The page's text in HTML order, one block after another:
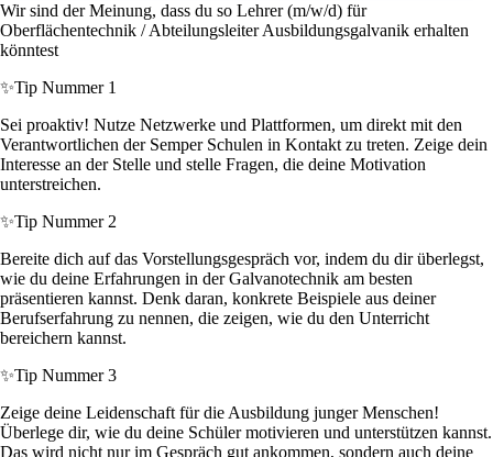
Wir sind der Meinung, dass du so Lehrer (m/w/d) für
Oberflächentechnik / Abteilungsleiter Ausbildungsgalvanik erhalten
könntest
✨Tip Nummer 1
Sei proaktiv! Nutze Netzwerke und Plattformen, um direkt mit den
Verantwortlichen der Semper Schulen in Kontakt zu treten. Zeige dein
Interesse an der Stelle und stelle Fragen, die deine Motivation
unterstreichen.
✨Tip Nummer 2
Bereite dich auf das Vorstellungsgespräch vor, indem du dir überlegst,
wie du deine Erfahrungen in der Galvanotechnik am besten
präsentieren kannst. Denk daran, konkrete Beispiele aus deiner
Berufserfahrung zu nennen, die zeigen, wie du den Unterricht
bereichern kannst.
✨Tip Nummer 3
Zeige deine Leidenschaft für die Ausbildung junger Menschen!
Überlege dir, wie du deine Schüler motivieren und unterstützen kannst.
Das wird nicht nur im Gespräch gut ankommen, sondern auch deine